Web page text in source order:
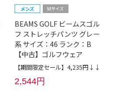
BEAMS GOLF ビームスゴル
フ ストレッチパンツ グレー
系 サイズ：46 ランク：B
【中古】ゴルフウェア
【期間限定セール】4,235円↓↓
2,544円